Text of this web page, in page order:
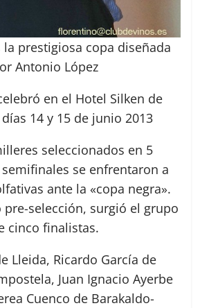
la prestigiosa copa diseñada
Antonio López
en el Hotel Silken de
14 y 15 de junio 2013
seleccionados en 5
se enfrentaron a
ante la «copa negra».
pre-selección, surgió el grupo
cinco finalistas.
Lleida, Ricardo García de
Juan Ignacio Ayerbe
Cuenco de Barakaldo-